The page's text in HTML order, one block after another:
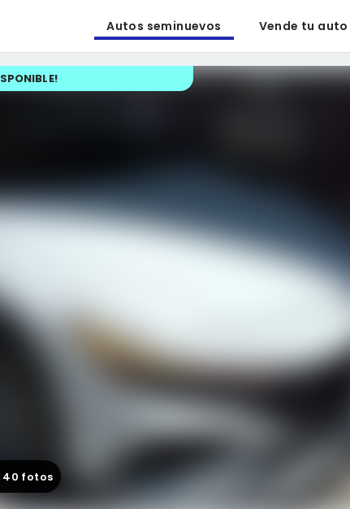
Autos seminuevos Vende tu auto
!
40 fotos